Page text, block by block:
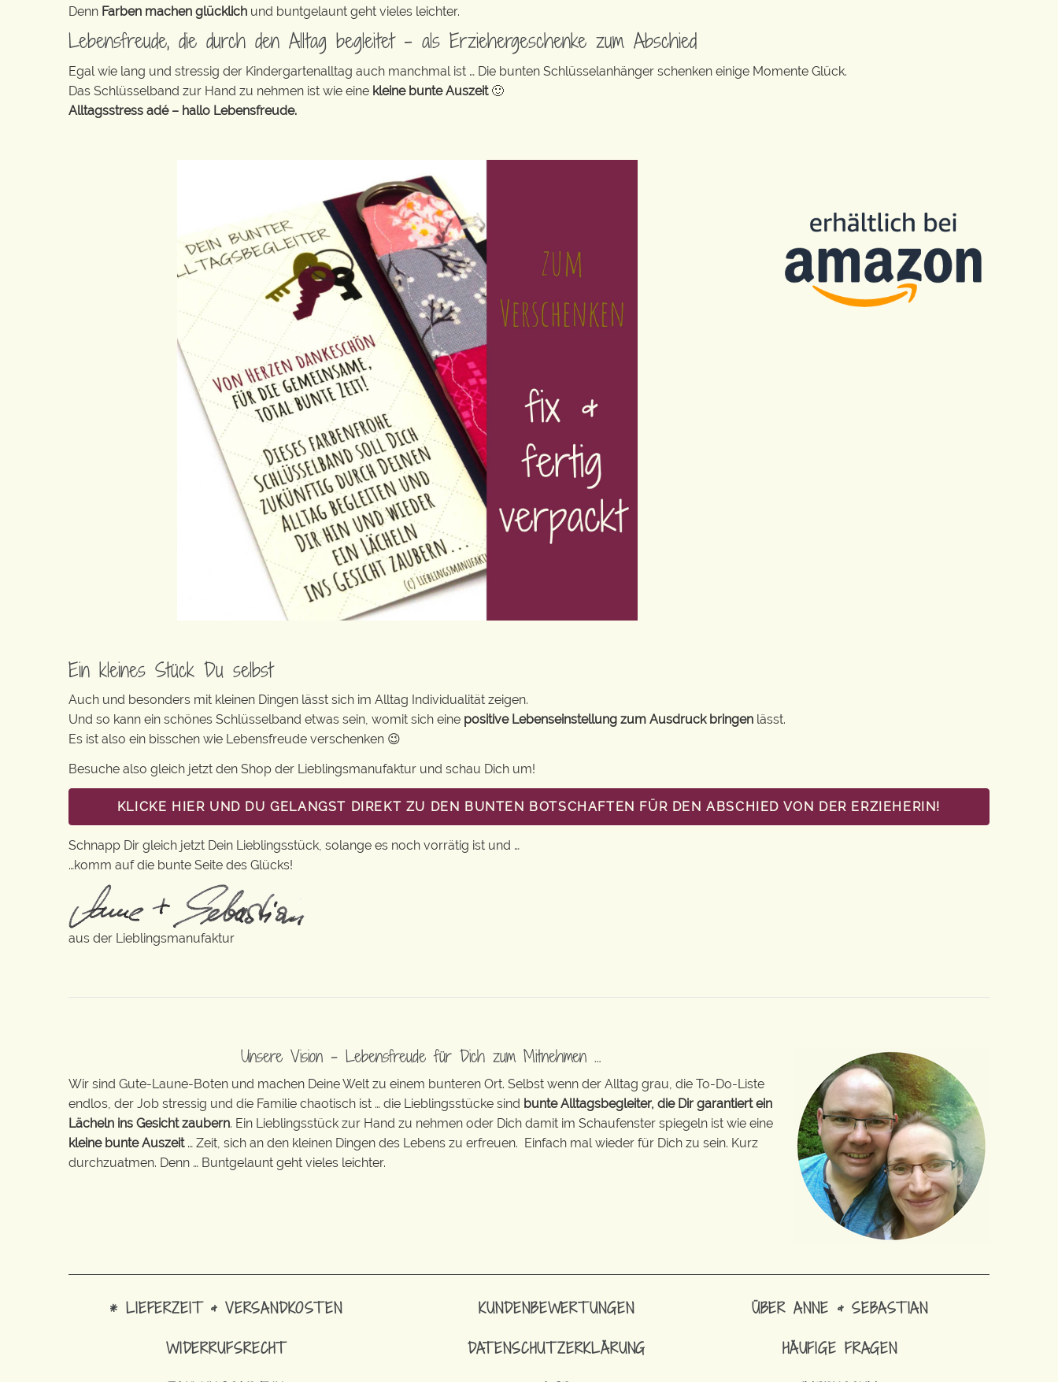
Denn Farben machen glücklich und buntgelaunt geht vieles leichter.
Lebensfreude, die durch den Alltag begleitet – als Erziehergeschenke zum Abschied
Egal wie lang und stressig der Kindergartenalltag auch manchmal ist … Die bunten Schlüsselanhänger schenken einige Momente Glück.
Das Schlüsselband zur Hand zu nehmen ist wie eine kleine bunte Auszeit🙂
Alltagsstress adé – hallo Lebensfreude.
Ein kleines Stück Du selbst
Auch und besonders mit kleinen Dingen lässt sich im Alltag Individualität zeigen.
Und so kann ein schönes Schlüsselband etwas sein, womit sich eine positive Lebenseinstellung zum Ausdruck bringen lässt.
Es ist also ein bisschen wie Lebensfreude verschenken 😉
Besuche also gleich jetzt den Shop der Lieblingsmanufaktur und schau Dich um!
KLICKE HIER UND DU GELANGST DIREKT ZU DEN BUNTEN BOTSCHAFTEN FÜR DEN ABSCHIED VON DER ERZIEHERIN!
Schnapp Dir gleich jetzt Dein Lieblingsstück, solange es noch vorrätig ist und …
…komm auf die bunte Seite des Glücks!
aus der Lieblingsmanufaktur
Unsere Vision – Lebensfreude für Dich zum Mitnehmen …
Wir sind Gute-Laune-Boten und machen Deine Welt zu einem bunteren Ort. Selbst wenn der Alltag grau, die To-Do-Liste
endlos, der Job stressig und die Familie chaotisch ist … die Lieblingsstücke sind bunte Alltagsbegleiter, die Dir garantiert ein
Lächeln ins Gesicht zaubern. Ein Lieblingsstück zur Hand zu nehmen oder Dich damit im Schaufenster spiegeln ist wie eine
kleine bunte Auszeit… Zeit, sich an den kleinen Dingen des Lebens zu erfreuen. Einfach mal wieder für Dich zu sein. Kurz
durchzuatmen. Denn … Buntgelaunt geht vieles leichter.
* LIEFERZEIT & VERSANDKOSTEN
WIDERRUFSRECHT
KUNDENBEWERTUNGEN
DATENSCHUTZERKLÄRUNG
ÜBER ANNE & SEBASTIAN
HÄUFIGE FRAGEN